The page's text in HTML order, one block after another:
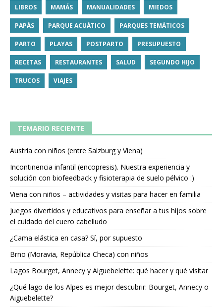
LIBROS MAMÁS MANUALIDADES MIEDOS
PAPÁS PARQUE ACUÁTICO PARQUES TEMÁTICOS
PARTO PLAYAS POSTPARTO PRESUPUESTO
RECETAS RESTAURANTES SALUD SEGUNDO HIJO
TRUCOS VIAJES
TEMARIO RECIENTE
Austria con niños (entre Salzburg y Viena)
Incontinencia infantil (encopresis). Nuestra experiencia y
solución con biofeedback y fisioterapia de suelo pélvico :)
Viena con niños – actividades y visitas para hacer en familia
Juegos divertidos y educativos para enseñar a tus hijos sobre
el cuidado del cuero cabelludo
¿Cama elástica en casa? Sí, por supuesto
Brno (Moravia, República Checa) con niños
Lagos Bourget, Annecy y Aiguebelette: qué hacer y qué visitar
¿Qué lago de los Alpes es mejor descubrir: Bourget, Annecy o
Aiguebelette?